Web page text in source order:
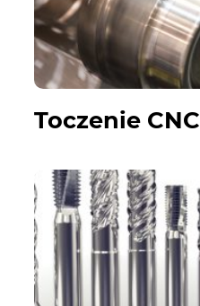
Toczenie CNC